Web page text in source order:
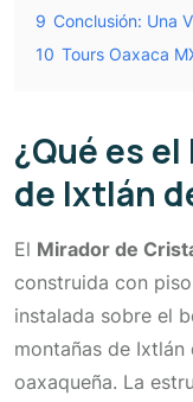
9 Conclusión: Una
10 Tours Oaxaca
¿Qué es
de Ixtlán
El Mirador de
construida con
instalada sobre el
montañas de Ixtlán
oaxaqueña. La